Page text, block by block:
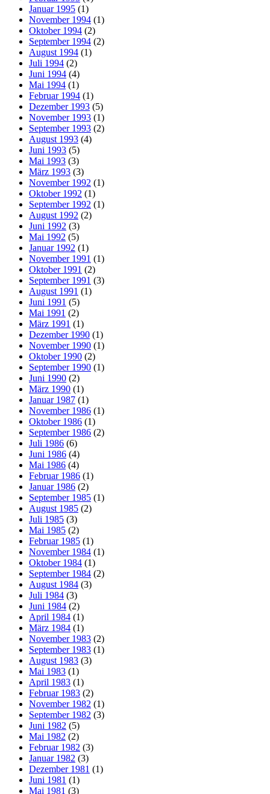
Januar 1995 (1)
November 1994 (1)
Oktober 1994 (2)
September 1994 (2)
August 1994 (1)
Juli 1994 (2)
Juni 1994 (4)
Mai 1994 (1)
Februar 1994 (1)
Dezember 1993 (5)
November 1993 (1)
September 1993 (2)
August 1993 (4)
Juni 1993 (5)
Mai 1993 (3)
März 1993 (3)
November 1992 (1)
Oktober 1992 (1)
September 1992 (1)
August 1992 (2)
Juni 1992 (3)
Mai 1992 (5)
Januar 1992 (1)
November 1991 (1)
Oktober 1991 (2)
September 1991 (3)
August 1991 (1)
Juni 1991 (5)
Mai 1991 (2)
März 1991 (1)
Dezember 1990 (1)
November 1990 (1)
Oktober 1990 (2)
September 1990 (1)
Juni 1990 (2)
März 1990 (1)
Januar 1987 (1)
November 1986 (1)
Oktober 1986 (1)
September 1986 (2)
Juli 1986 (6)
Juni 1986 (4)
Mai 1986 (4)
Februar 1986 (1)
Januar 1986 (2)
September 1985 (1)
August 1985 (2)
Juli 1985 (3)
Mai 1985 (2)
Februar 1985 (1)
November 1984 (1)
Oktober 1984 (1)
September 1984 (2)
August 1984 (3)
Juli 1984 (3)
Juni 1984 (2)
April 1984 (1)
März 1984 (1)
November 1983 (2)
September 1983 (1)
August 1983 (3)
Mai 1983 (1)
April 1983 (1)
Februar 1983 (2)
November 1982 (1)
September 1982 (3)
Juni 1982 (5)
Mai 1982 (2)
Februar 1982 (3)
Januar 1982 (3)
Dezember 1981 (1)
Juni 1981 (1)
Mai 1981 (3)